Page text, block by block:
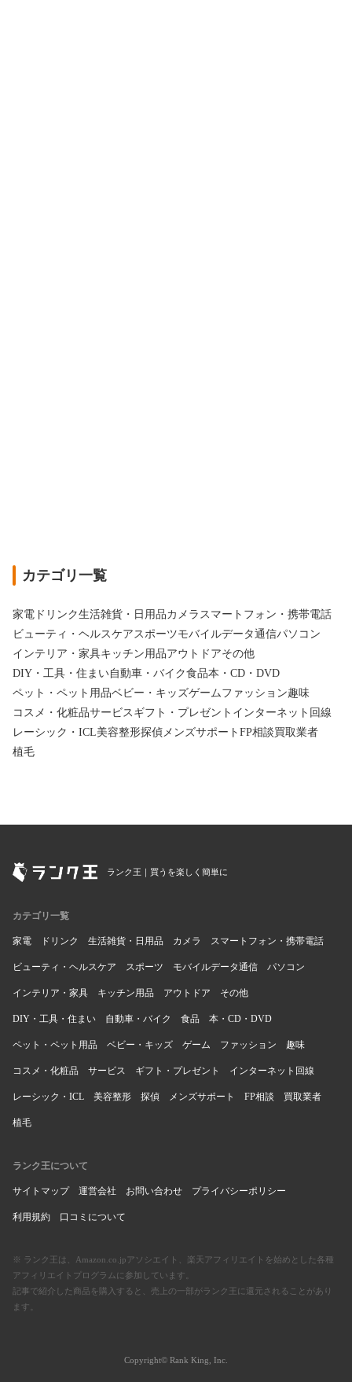
カテゴリ一覧
家電 ドリンク生活雑貨・日用品カメラ スマートフォン・携帯電話
ビューティ・ヘルスケアスポーツモバイルデータ通信パソコン
インテリア・家具キッチン用品アウトドアその他
DIY・工具・住まい自動車・バイク食品本・CD・DVD
ペット・ペット用品ベビー・キッズゲームファッション趣味
コスメ・化粧品サービス ギフト・プレゼント インターネット回線
レーシック・ICL美容整形探偵メンズサポート FP相談買取業者
植毛
ランク王｜買うを楽しく簡単に
カテゴリ一覧
家電 ドリンク 生活雑貨・日用品 カメラ スマートフォン・携帯電話
ビューティ・ヘルスケア スポーツ モバイルデータ通信 パソコン
インテリア・家具 キッチン用品 アウトドア その他
DIY・工具・住まい 自動車・バイク 食品 本・CD・DVD
ペット・ペット用品 ベビー・キッズ ゲーム ファッション 趣味
コスメ・化粧品 サービス ギフト・プレゼント インターネット回線
レーシック・ICL 美容整形 探偵 メンズサポート FP相談 買取業者
植毛
ランク王について
サイトマップ 運営会社 お問い合わせ プライバシーポリシー
利用規約 口コミについて
※ ランク王は、Amazon.co.jpアソシエイト、楽天アフィリエイトを始めとした各種
アフィリエイトプログラムに参加しています。
記事で紹介した商品を購入すると、売上の一部がランク王に還元されることがあり
ます。
Copyright© Rank King, Inc.